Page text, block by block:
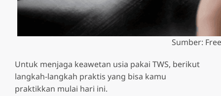
Sumber:
Untuk menjaga keawetan usia pakai TWS, berikut
langkah-langkah praktis yang bisa kamu
praktikkan mulai hari ini.